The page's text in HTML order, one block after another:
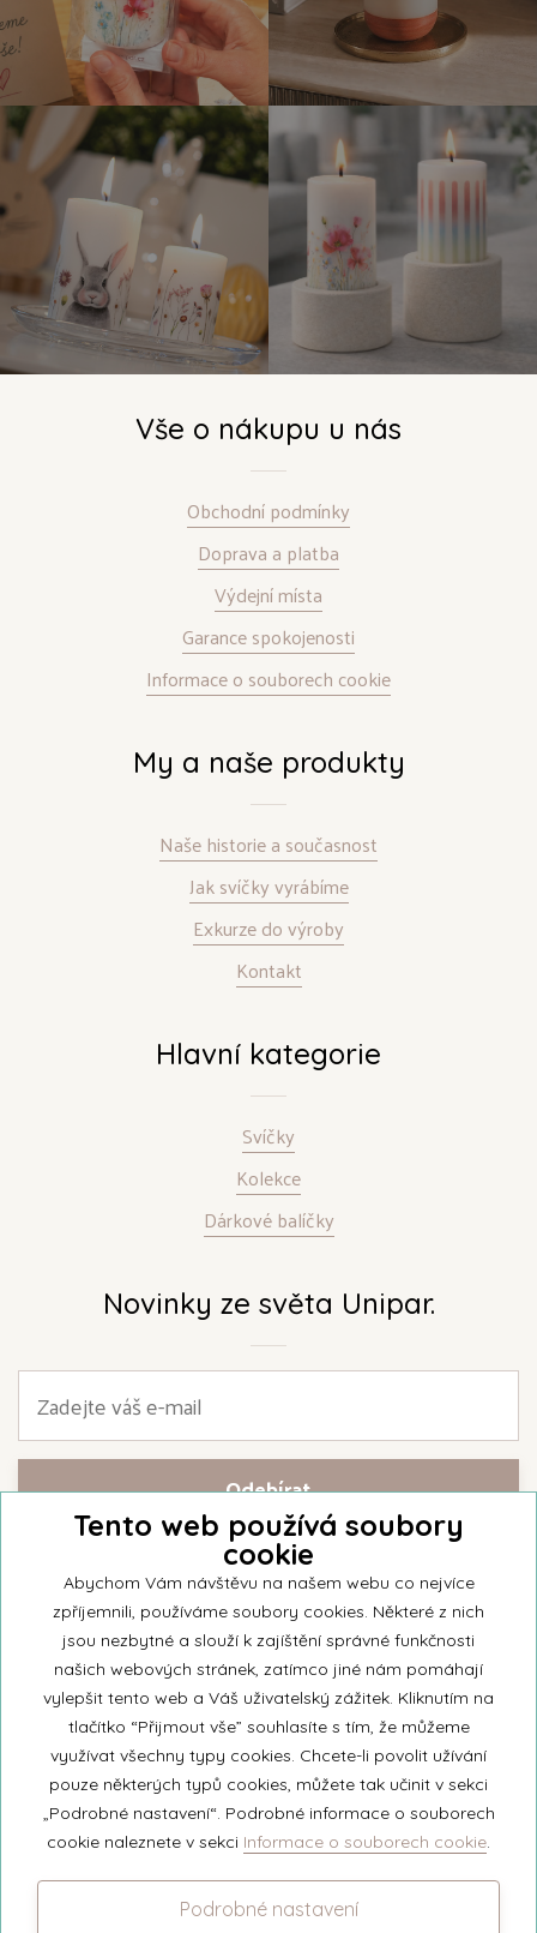
Vše o nákupu u nás
Obchodní podmínky
Doprava a platba
Výdejní místa
Garance spokojenosti
Informace o souborech cookie
My a naše produkty
Naše historie a současnost
Jak svíčky vyrábíme
Exkurze do výroby
Kontakt
Hlavní kategorie
Svíčky
Kolekce
Dárkové balíčky
Novinky ze světa Unipar.
Přihlašte se k našemu newsletteru a buďte jako první informováni o
nejnovějších kolekcích svíček a aktualitách z rodinné firmy Unipar.
© 2026 Unipar
+420 571 651 531
eshop@unipar.cz
Facebook
Tento web používá soubory
cookie
Abychom Vám návštěvu na našem webu co nejvíce
zpříjemnili, používáme soubory cookies. Některé z nich
jsou nezbytné a slouží k zajíštění správné funkčnosti
našich webových stránek, zatímco jiné nám pomáhají
vylepšit tento web a Váš uživatelský zážitek. Kliknutím na
tlačítko “Přijmout vše” souhlasíte s tím, že můžeme
využívat všechny typy cookies. Chcete-li povolit užívání
pouze některých typů cookies, můžete tak učinit v sekci
„Podrobné nastavení“. Podrobné informace o souborech
cookie naleznete v sekci Informace o souborech cookie.
Podrobné nastavení